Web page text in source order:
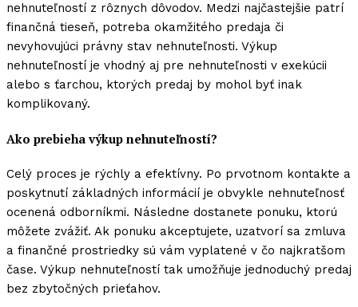
nehnuteľností z rôznych dôvodov. Medzi najčastejšie patrí
finančná tieseň, potreba okamžitého predaja či
nevyhovujúci právny stav nehnuteľnosti. Výkup
nehnuteľností je vhodný aj pre nehnuteľnosti v exekúcii
alebo s ťarchou, ktorých predaj by mohol byť inak
komplikovaný.
Ako prebieha výkup nehnuteľností?
Celý proces je rýchly a efektívny. Po prvotnom kontakte a
poskytnutí základných informácií je obvykle nehnuteľnosť
ocenená odborníkmi. Následne dostanete ponuku, ktorú
môžete zvážiť. Ak ponuku akceptujete, uzatvorí sa zmluva
a finančné prostriedky sú vám vyplatené v čo najkratšom
čase. Výkup nehnuteľností tak umožňuje jednoduchý predaj
bez zbytočných prieťahov.